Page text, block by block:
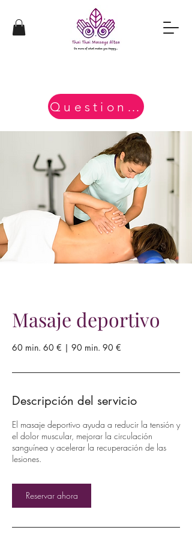
Questions?
Masaje deportivo
60 min. 60 € | 90 min. 90 €
Descripción del servicio
El masaje deportivo ayuda a reducir la tensión y
el dolor muscular, mejorar la circulación
sanguínea y acelerar la recuperación de las
lesiones.
Reservar ahora